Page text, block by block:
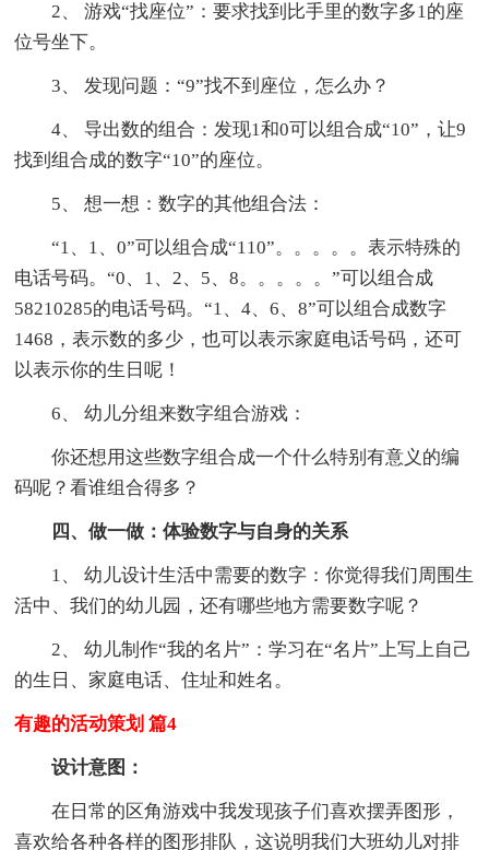
2、 游戏“找座位”：要求找到比手里的数字多1的座
位号坐下。
3、 发现问题：“9”找不到座位，怎么办？
4、 导出数的组合：发现1和0可以组合成“10”，让9
找到组合成的数字“10”的座位。
5、 想一想：数字的其他组合法：
“1、1、0”可以组合成“110”。。。。。表示特殊的
电话号码。“0、1、2、5、8。。。。。”可以组合成
58210285的电话号码。“1、4、6、8”可以组合成数字
1468，表示数的多少，也可以表示家庭电话号码，还可
以表示你的生日呢！
6、 幼儿分组来数字组合游戏：
你还想用这些数字组合成一个什么特别有意义的编
码呢？看谁组合得多？
四、做一做：体验数字与自身的关系
1、 幼儿设计生活中需要的数字：你觉得我们周围生
活中、我们的幼儿园，还有哪些地方需要数字呢？
2、 幼儿制作“我的名片”：学习在“名片”上写上自己
的生日、家庭电话、住址和姓名。
有趣的活动策划 篇4
设计意图：
在日常的区角游戏中我发现孩子们喜欢摆弄图形，
喜欢给各种各样的图形排队，这说明我们大班幼儿对排